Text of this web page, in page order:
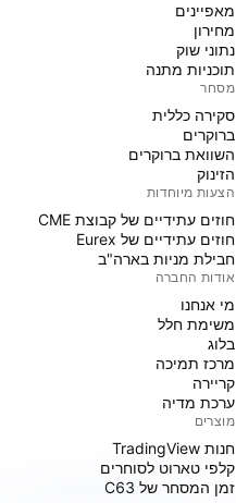
מאפיינים
מחירון
נתוני שוק
תוכניות מתנה
מסחר
סקירה כללית
ברוקרים
השוואת ברוקרים
הזינוק
הצעות מיוחדות
חוזים עתידיים של קבוצת CME
חוזים עתידיים של Eurex
חבילת מניות בארה"ב
אודות החברה
מי אנחנו
משימת חלל
בלוג
מרכז תמיכה
קריירה
ערכת מדיה
מוצרים
חנות TradingView
קלפי טארוט לסוחרים
זמן המסחר של C63